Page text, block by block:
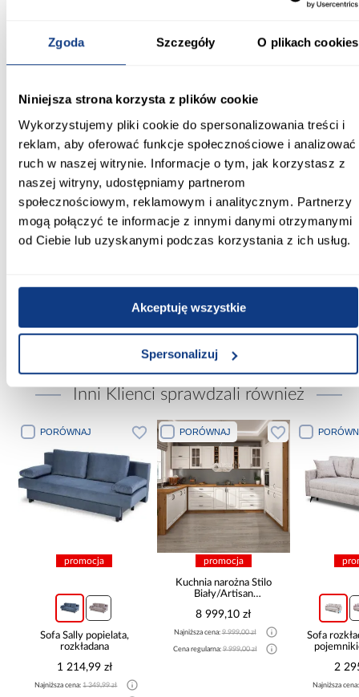
Zgoda Szczegóły O plikach cookies
Niniejsza strona korzysta z plików cookie
Wykorzystujemy pliki cookie do spersonalizowania treści i
reklam, aby oferować funkcje społecznościowe i analizować
ruch w naszej witrynie. Informacje o tym, jak korzystasz z
naszej witryny, udostępniamy partnerom
społecznościowym, reklamowym i analitycznym. Partnerzy
mogą połączyć te informacje z innymi danymi otrzymanymi
od Ciebie lub uzyskanymi podczas korzystania z ich usług.
Akceptuję wszystkie
Spersonalizuj
140x200
Stelaż w komplecie:
tak
Wymiar stelaża:
140x200
podbitka czarna
Inni Klienci sprawdzali również
PORÓWNAJ
promocja
Sofa Sally popielata,
rozkładana
1 214,99 zł
Najniższa cena:1 349,99 zł
PORÓWNAJ
promocja
Kuchnia narożna Stilo
Biały/Artisan
8 999,10 zł
Najniższa cena:9 999,00 zł
Cena regularna:9 999,00 zł
Sofa
2
Najniższa